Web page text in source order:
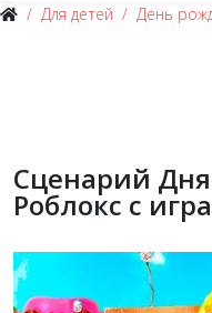
Для детей День
Сценарий
Роблокс с